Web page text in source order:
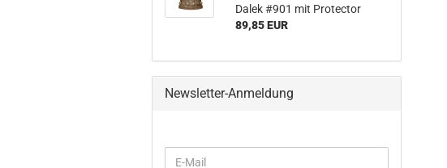
Dalek #901 mit Pro­tec­tor
89,85 EUR
Newsletter-Anmeldung
E-